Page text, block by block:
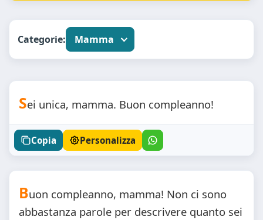
Categorie: Mamma
Sei unica, mamma. Buon compleanno!
Copia Personalizza
Buon compleanno, mamma! Non ci sono
abbastanza parole per descrivere quanto sei